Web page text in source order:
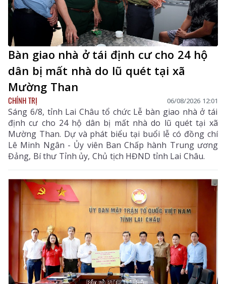
Bàn giao nhà ở tái định cư cho 24 hộ
dân bị mất nhà do lũ quét tại xã
Mường Than
CHÍNH TRỊ 06/08/2026 12:01
Sáng 6/8, tỉnh Lai Châu tổ chức Lễ bàn giao nhà ở tái
định cư cho 24 hộ dân bị mất nhà do lũ quét tại xã
Mường Than. Dự và phát biểu tại buổi lễ có đồng chí
Lê Minh Ngân - Ủy viên Ban Chấp hành Trung ương
Đảng, Bí thư Tỉnh ủy, Chủ tịch HĐND tỉnh Lai Châu.